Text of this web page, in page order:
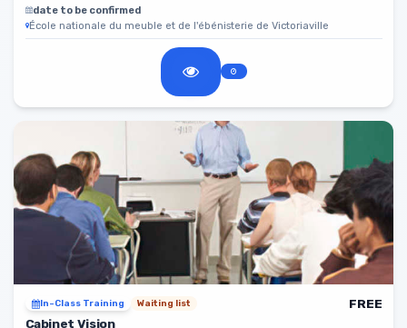
date to be confirmed
École nationale du meuble et de l'ébénisterie de Victoriaville
In-Class Training Waiting list
FREE
Cabinet Vision